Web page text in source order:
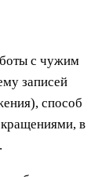
с чужим
записей
способ
в